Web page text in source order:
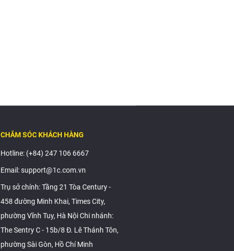
CHĂM SÓC KHÁCH HÀNG
Hotline: (+84) 247 106 6667
Email: support@1c.com.vn
Trụ sở chính: Tầng 21 Tòa Century -
458 đường Minh Khai, Times City,
phường Vĩnh Tuy, Hà Nội Chi nhánh:
The Sentry C - 15b/8 Đ. Lê Thánh Tôn,
phường Sài Gòn, Hồ Chí Minh